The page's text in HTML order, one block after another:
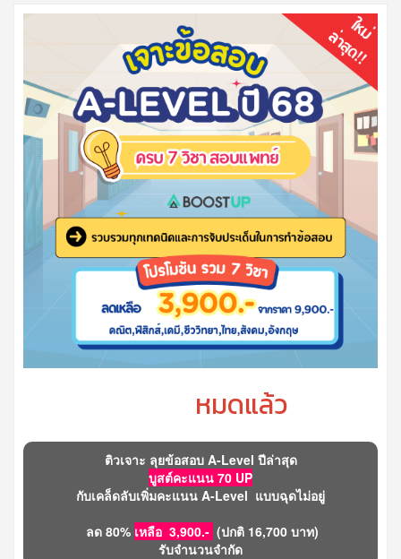
หมดแล้ว
ติวเจาะ ลุยข้อสอบ A-Level ปีล่าสุด
บูสต์คะแนน 70 UP
กับเคล็ดลับเพิ่มคะแนน A-Level แบบฉุดไม่อยู่
ลด 80% เหลือ 3,900.- (ปกติ 16,700 บาท)
รับจำนวนจำกัด